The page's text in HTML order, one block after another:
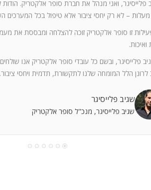
פלייסיגר, ואני מנהל את חברת סופר אלקטריק. הודות
זו סופר אלקטריק זוכה להצלחה ומבססת את
ואיכות.
פלייסיגר, ובשם כל עובדי סופר אלקטריק אנו
הלל המומחה שלנו לתקשורת, תדמית ויחסי ציבור.
שגיב פלייסיגר
שגיב פלייסיגר, מנכ"ל סופר אלקטריק